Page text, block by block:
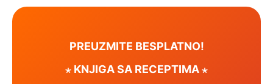
PREUZMITE BESPLATNO!
⋆ KNJIGA SA RECEPTIMA ⋆